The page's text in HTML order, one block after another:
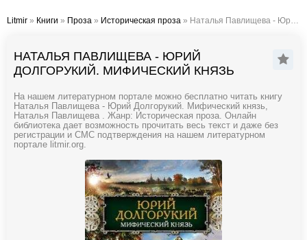
Litmir » Книги » Проза » Историческая проза » Наталья Павлищева - Юрий Долгорукий. Мифический князь
НАТАЛЬЯ ПАВЛИЩЕВА - ЮРИЙ
ДОЛГОРУКИЙ. МИФИЧЕСКИЙ КНЯЗЬ
На нашем литературном портале можно бесплатно читать книгу
Наталья Павлищева - Юрий Долгорукий. Мифический князь,
Наталья Павлищева . Жанр: Историческая проза. Онлайн
библиотека дает возможность прочитать весь текст и даже без
регистрации и СМС подтверждения на нашем литературном
портале litmir.org.